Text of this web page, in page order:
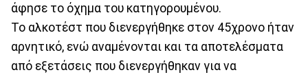
άφησε το όχημα του κατηγορουμένου.
Το αλκοτέστ που διενεργήθηκε στον 45χρονο ήταν
αρνητικό, ενώ αναμένονται και τα αποτελέσματα
από εξετάσεις που διενεργήθηκαν για να